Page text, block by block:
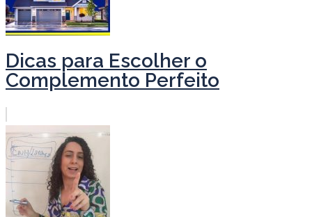
Dicas para Escolher o
Complemento Perfeito